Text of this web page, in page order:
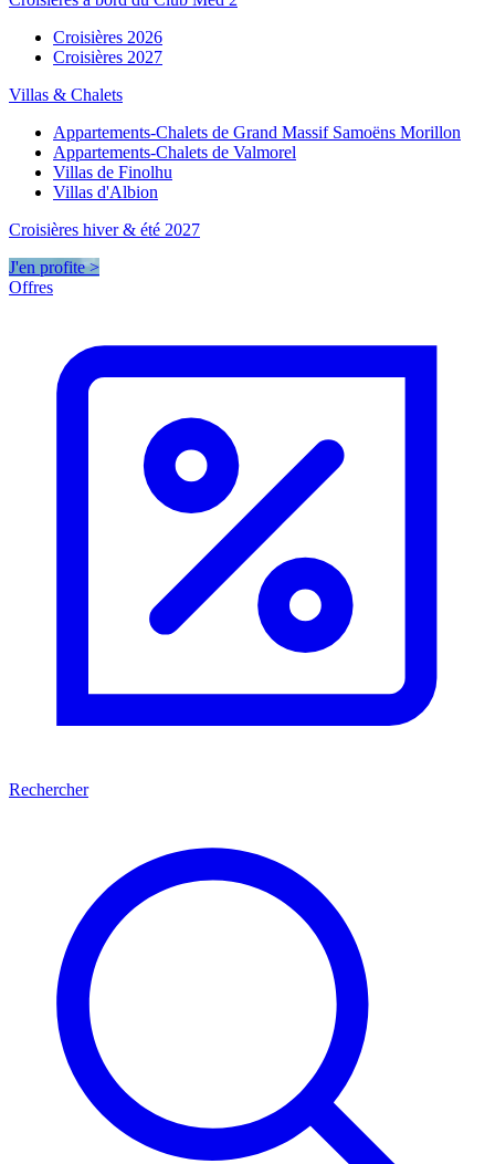
Croisières 2026
Croisières 2027
Villas & Chalets
Appartements-Chalets de Grand Massif Samoëns Morillon
Appartements-Chalets de Valmorel
Villas de Finolhu
Villas d'Albion
Croisières hiver & été 2027
J'en profite >
Offres
Rechercher